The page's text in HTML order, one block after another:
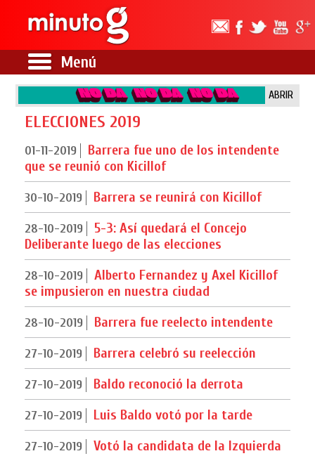
Menú
ABRIR
ELECCIONES 2019
01-11-2019
Barrera fue uno de los intendente
que se reunió con Kicillof
30-10-2019 Barrera se reunirá con Kicillof
28-10-2019
5-3: Así quedará el Concejo
Deliberante luego de las elecciones
28-10-2019
Alberto Fernandez y Axel Kicillof
se impusieron en nuestra ciudad
28-10-2019 Barrera fue reelecto intendente
27-10-2019 Barrera celebró su reelección
27-10-2019 Baldo reconoció la derrota
27-10-2019 Luis Baldo votó por la tarde
27-10-2019 Votó la candidata de la Izquierda